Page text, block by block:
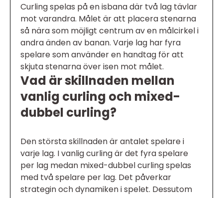
Curling spelas på en isbana där två lag tävlar
mot varandra. Målet är att placera stenarna
så nära som möjligt centrum av en målcirkel i
andra änden av banan. Varje lag har fyra
spelare som använder en handtag för att
skjuta stenarna över isen mot målet.
Vad är skillnaden mellan
vanlig curling och mixed-
dubbel curling?
Den största skillnaden är antalet spelare i
varje lag. I vanlig curling är det fyra spelare
per lag medan mixed-dubbel curling spelas
med två spelare per lag. Det påverkar
strategin och dynamiken i spelet. Dessutom